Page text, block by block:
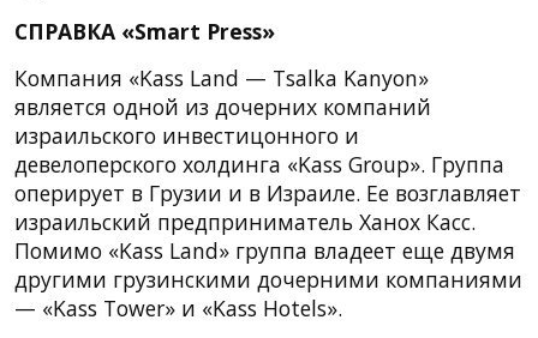
СПРАВКА «Smart Press»
Компания «Kass Land — Tsalka Kanyon»
является одной из дочерних компаний
израильского инвестицонного и
девелоперского холдинга «Kass Group». Группа
оперирует в Грузии и в Израиле. Ее возглавляет
израильский предприниматель Ханох Касс.
Помимо «Kass Land» группа владеет еще двумя
другими грузинскими дочерними компаниями
— «Kass Tower» и «Kass Hotels».